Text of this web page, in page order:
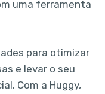
para otimizar
e levar o seu
Com a Huggy,